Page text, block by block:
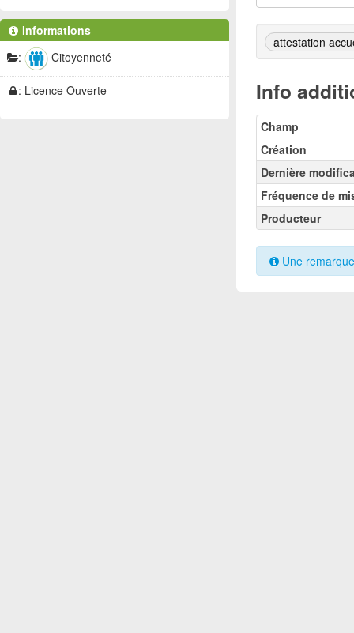
xls
ods
xls
xls
attestation
Info
Champ
Création
Dernière
Fréquence de
Producteur
Une
Informations
:
Citoyenneté
: Licence Ouverte